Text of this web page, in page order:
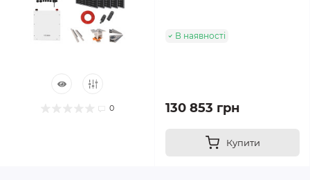
0
В наявності
130 853 грн
Купити